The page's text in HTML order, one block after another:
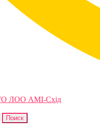
ГО ЛОО АМІ-Схід